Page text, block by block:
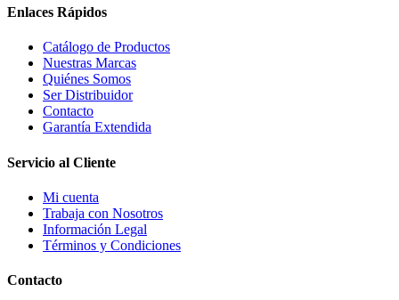
Enlaces Rápidos
Catálogo de Productos
Nuestras Marcas
Quiénes Somos
Ser Distribuidor
Contacto
Garantía Extendida
Servicio al Cliente
Mi cuenta
Trabaja con Nosotros
Información Legal
Términos y Condiciones
Contacto